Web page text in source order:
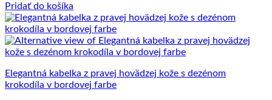
Pridať do košíka
Elegantná kabelka z pravej hovädzej kože s dezénom
krokodíla v bordovej farbe